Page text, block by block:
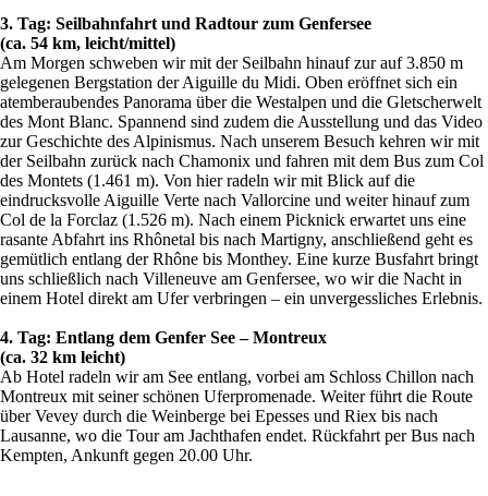
3. Tag: Seilbahnfahrt und Radtour zum Genfersee
(ca. 54 km, leicht/mittel)
Am Morgen schweben wir mit der Seilbahn hinauf zur auf 3.850 m
gelegenen Bergstation der Aiguille du Midi. Oben eröffnet sich ein
atemberaubendes Panorama über die Westalpen und die Gletscherwelt
des Mont Blanc. Spannend sind zudem die Ausstellung und das Video
zur Geschichte des Alpinismus. Nach unserem Besuch kehren wir mit
der Seilbahn zurück nach Chamonix und fahren mit dem Bus zum Col
des Montets (1.461 m). Von hier radeln wir mit Blick auf die
eindrucksvolle Aiguille Verte nach Vallorcine und weiter hinauf zum
Col de la Forclaz (1.526 m). Nach einem Picknick erwartet uns eine
rasante Abfahrt ins Rhônetal bis nach Martigny, anschließend geht es
gemütlich entlang der Rhône bis Monthey. Eine kurze Busfahrt bringt
uns schließlich nach Villeneuve am Genfersee, wo wir die Nacht in
einem Hotel direkt am Ufer verbringen – ein unvergessliches Erlebnis.
4. Tag: Entlang dem Genfer See – Montreux
(ca. 32 km leicht)
Ab Hotel radeln wir am See entlang, vorbei am Schloss Chillon nach
Montreux mit seiner schönen Uferpromenade. Weiter führt die Route
über Vevey durch die Weinberge bei Epesses und Riex bis nach
Lausanne, wo die Tour am Jachthafen endet. Rückfahrt per Bus nach
Kempten, Ankunft gegen 20.00 Uhr.